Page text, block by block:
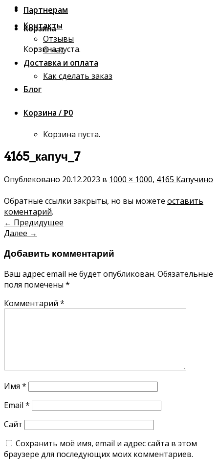
Корзина
Корзина пуста.
Партнерам
Контакты
Отзывы
О нас
Доставка и оплата
Как сделать заказ
Блог
Корзина / Р0
Корзина пуста.
4165_капуч_7
Опублековано 20.12.2023 в 1000 × 1000, 4165 Капучино
Обратные ссылки закрыты, но вы можете оставить
коментарий.
← Предидущее
Далее →
Добавить комментарий
Ваш адрес email не будет опубликован. Обязательные
поля помечены *
Комментарий *
Имя *
Email *
Сайт
Сохранить моё имя, email и адрес сайта в этом
браузере для последующих моих комментариев.